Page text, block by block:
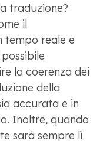
traduzione?
il
tempo reale e
la coerenza dei
della
accurata e in
Inoltre, quando
sarà sempre lì